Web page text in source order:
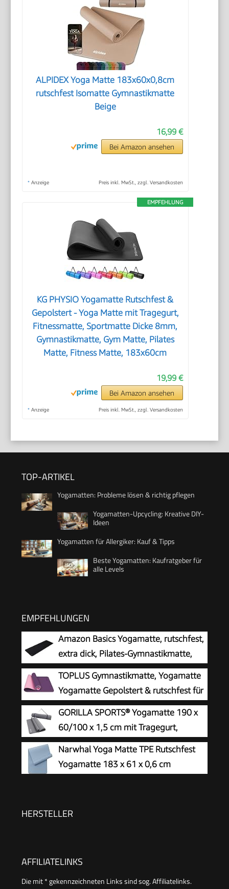
ALPIDEX Yoga Matte 183x60x0,8cm
rutschfest Isomatte Gymnastikmatte
Beige
16,99 €
Bei Amazon ansehen
* Anzeige Preis inkl. MwSt., zzgl. Versandkosten
EMPFEHLUNG
KG PHYSIO Yogamatte Rutschfest &
Gepolstert - Yoga Matte mit Tragegurt,
Fitnessmatte, Sportmatte Dicke 8mm,
Gymnastikmatte, Gym Matte, Pilates
Matte, Fitness Matte, 183x60cm
19,99 €
Bei Amazon ansehen
* Anzeige Preis inkl. MwSt., zzgl. Versandkosten
TOP-ARTIKEL
Yogamatten: Probleme lösen & richtig pflegen
Yogamatten-Upcycling: Kreative DIY-
Ideen
Yogamatten für Allergiker: Kauf & Tipps
Beste Yogamatten: Kaufratgeber für
alle Levels
EMPFEHLUNGEN
Amazon Basics Yogamatte, rutschfest,
extra dick, Pilates-Gymnastikmatte,
183 x 61 x 1 cm, Schwarz
TOPLUS Gymnastikmatte, Yogamatte
Yogamatte Gepolstert & rutschfest für
Fitness Pilates & Gymnastik mit
Tragegurt (Lila-Pink)
GORILLA SPORTS® Yogamatte 190 x
60/100 x 1,5 cm mit Tragegurt,
rutschfest
Narwhal Yoga Matte TPE Rutschfest
Yogamatte 183 x 61 x 0,6 cm
HERSTELLER
AFFILIATELINKS
Die mit * gekennzeichneten Links sind sog. Affiliatelinks.